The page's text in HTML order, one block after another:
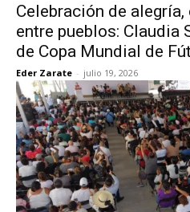
Celebración de
entre pueblos: Claudia
de Copa Mundial de
Eder Zarate - julio 19, 2026